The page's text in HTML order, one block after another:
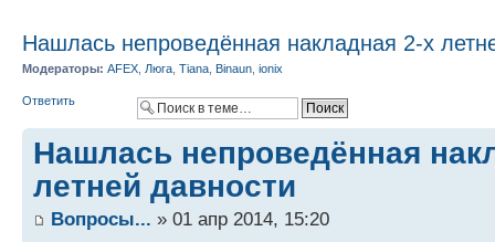
Нашлась непроведённая накладная 2-х
Модераторы: AFEX Люга Tiana Binaun ionix
Ответить
Нашлась непроведённая
летней давности
Вопросы... » 01 апр 2014, 15:20